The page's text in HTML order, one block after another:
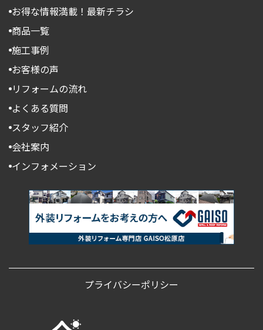
お得な情報満載！最新チラシ
商品一覧
施工事例
お客様の声
リフォームの流れ
よくある質問
スタッフ紹介
会社案内
インフォメーション
プライバシーポリシー